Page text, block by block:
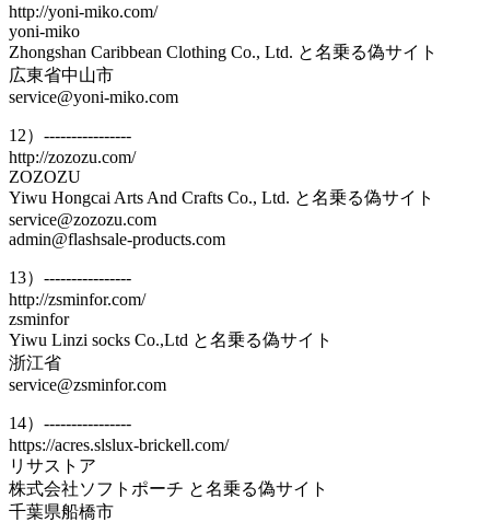
http://yoni-miko.com/
yoni-miko
Zhongshan Caribbean Clothing Co., Ltd. と名乗る偽サイト
広東省中山市
service@yoni-miko.com
12）----------------
http://zozozu.com/
ZOZOZU
Yiwu Hongcai Arts And Crafts Co., Ltd. と名乗る偽サイト
service@zozozu.com
admin@flashsale-products.com
13）----------------
http://zsminfor.com/
zsminfor
Yiwu Linzi socks Co.,Ltd と名乗る偽サイト
浙江省
service@zsminfor.com
14）----------------
https://acres.slslux-brickell.com/
リサストア
株式会社ソフトポーチ と名乗る偽サイト
千葉県船橋市